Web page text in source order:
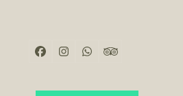
Facebook
Instagram
WhatsappTripadvisor